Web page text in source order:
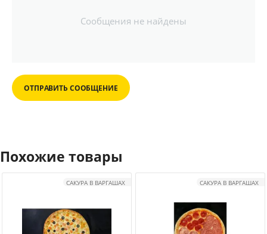
Сообщения не найдены
ОТПРАВИТЬ СООБЩЕНИЕ
Похожие товары
САКУРА В ВАРГАШАХ САКУРА В ВАРГАШАХ